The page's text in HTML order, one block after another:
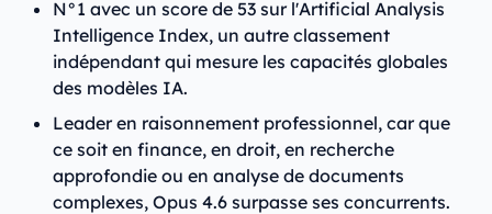
N°1 avec un score de 53 sur l'Artificial Analysis
Intelligence Index, un autre classement
indépendant qui mesure les capacités globales
des modèles IA.
Leader en raisonnement professionnel, car que
ce soit en finance, en droit, en recherche
approfondie ou en analyse de documents
complexes, Opus 4.6 surpasse ses concurrents.